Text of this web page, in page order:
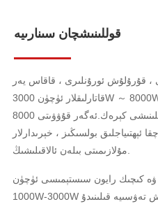
قوللىنىشچان سىنارىيە
، قۇرۇلۇش ئورۇنلىرى ، قاقاس يەر
قاتارلىقلار ئۈچۈن 3000W ～ 8000W تور سىرتىدىكى يورۇقلۇق ۋولت
سىستېمىسى يۈككە ئاساسەن تاللىنىشى كېرەك.ئەگەر قۇۋۋىتى 8000W
ئېھتىياجلىق بولسىڭىز ، خېرىدارلار
مۇلازىمىتى بىلەن ئالاقىلىشىڭ.
ۋە كىچىك رايون سىستېمىسى ئۈچۈن